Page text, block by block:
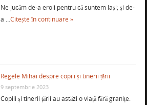
Ne jucăm de-a eroii pentru că suntem lași; și de-
a …Citește în continuare »
Regele Mihai despre copiii și tinerii țării
9 septembrie 2023
Copiii și tinerii țării au astăzi o viață fără granițe.